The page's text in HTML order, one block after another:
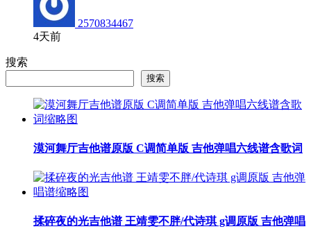
2570834467
4天前
搜索
搜索
漠河舞厅吉他谱原版 C调简单版 吉他弹唱六线谱含歌词
揉碎夜的光吉他谱 王靖雯不胖/代诗琪 g调原版 吉他弹唱